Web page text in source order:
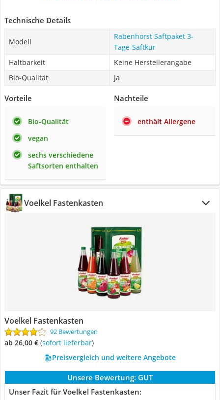
Technische Details
Modell
Rabenhorst Saftpaket 3-
Tage-Saftkur
Haltbarkeit
Keine Herstellerangabe
Bio-Qualität
Ja
Vorteile
Bio-Qualität
vegan
sechs verschiedene
Saftsorten enthalten
Nachteile
enthält Allergene
Voelkel Fastenkasten
Voelkel Fastenkasten
92 Bewertungen
ab 26,00 € ( Sofort lieferbar)
Preisvergleich und weitere Angebote
Unsere Bewertung: GUT
Unser Fazit für Voelkel Fastenkasten: